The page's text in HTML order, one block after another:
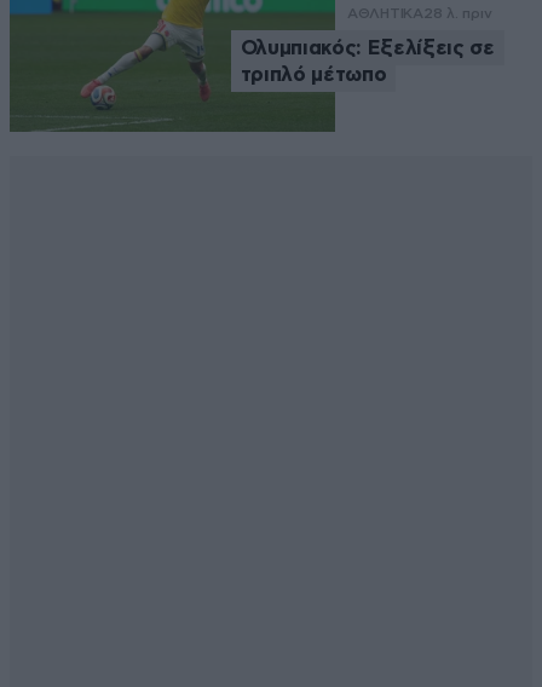
ΑΘΛΗΤΙΚΑ 28 λ. πριν
Ολυμπιακός: Εξελίξεις σε
τριπλό μέτωπο